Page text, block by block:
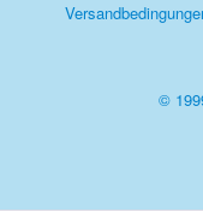
©